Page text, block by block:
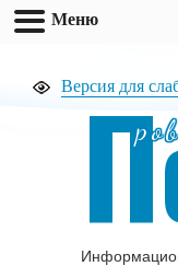
Версия для
П
Меню